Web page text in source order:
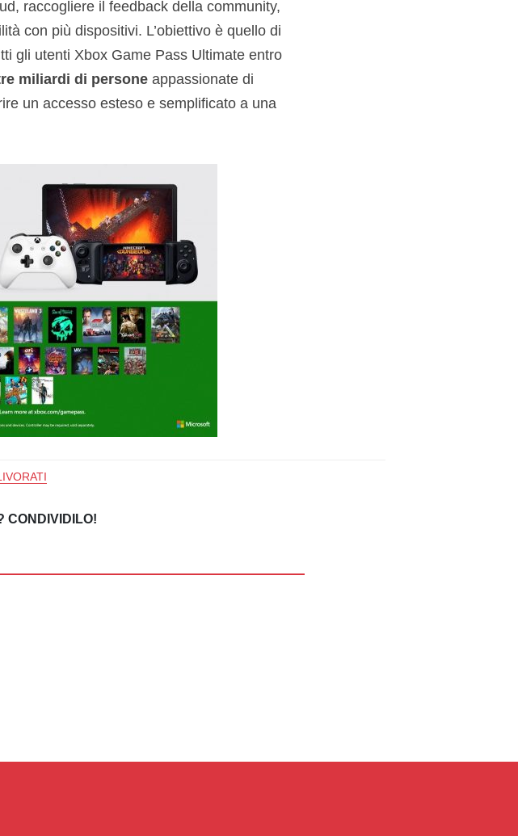
raccogliere il feedback della community,
con più dispositivi. L’obiettivo è quello di
gli utenti Xbox Game Pass Ultimate entro
miliardi di personeappassionate di
un accesso esteso e semplificato a una
CONDIVIDILO!